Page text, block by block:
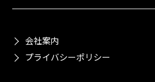
会社案内
プライバシーポリシー